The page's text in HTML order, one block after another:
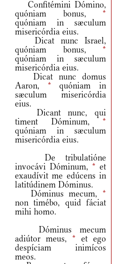
Confitémini Dómino,
quóniam bonus, *
quóniam in sæculum
misericórdia eius.
Dicat nunc Israel,
quóniam bonus, *
quóniam in sæculum
misericórdia eius.
Dicat nunc domus
Aaron, * quóniam in
sæculum misericórdia
eius.
Dicant nunc, qui
timent Dóminum, *
quóniam in sæculum
misericórdia eius.
De tribulatióne
invocávi Dóminum, * et
exaudívit me edúcens in
latitúdinem Dóminus.
Dóminus mecum, *
non timébo, quid fáciat
mihi homo.
Dóminus mecum
adiútor meus, * et ego
despíciam inimícos
meos.